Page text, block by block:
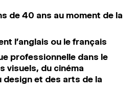
de 40 ans au moment de la
l’anglais ou le français
professionnelle dans le
visuels, du cinéma
design et des arts de la